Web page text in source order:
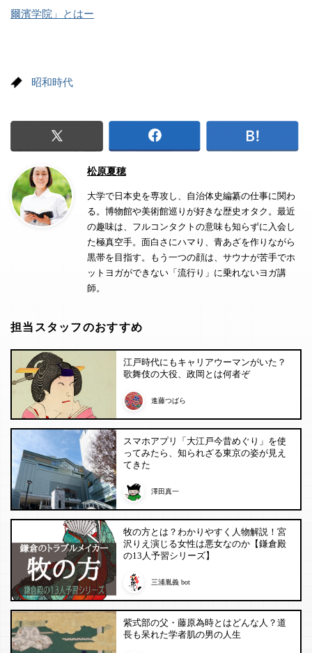
爾濱学院」とはー
昭和時代
松原夏穂
大学で日本史を専攻し、自治体史編纂の仕事に関わ
る。博物館や美術館巡りが好きな歴史オタク。最近
の趣味は、フルコンタクトの意味も知らずに入会し
た極真空手。面白さにハマり、青あざを作りながら
黒帯を目指す。もう一つの顔は、サウナが苦手でホ
ットヨガができない「流行り」に乗れないヨガ講
師。
担当スタッフのおすすめ
江戸時代にもキャリアウーマンがいた？
歌舞伎の大役、政岡とは何者ぞ
進藤つばら
スマホアプリ「大江戸今昔めぐり」を使
ってみたら、知られざる東京の姿が見え
てきた
澤田真一
牧の方とは？わかりやすく人物解説！宮
沢りえ演じる女性は悪女なのか【鎌倉殿
の13人予習シリーズ】
三浦胤義 bot
紫式部の父・藤原為時とはどんな人？道
長も呆れた学者肌の男の人生